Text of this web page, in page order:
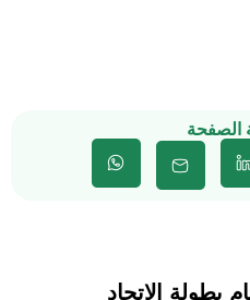
الصفحة
بطولة الاتحاد